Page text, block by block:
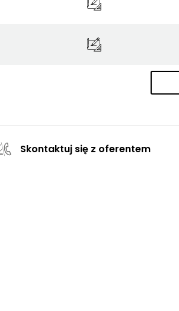
Skontaktuj się z oferentem